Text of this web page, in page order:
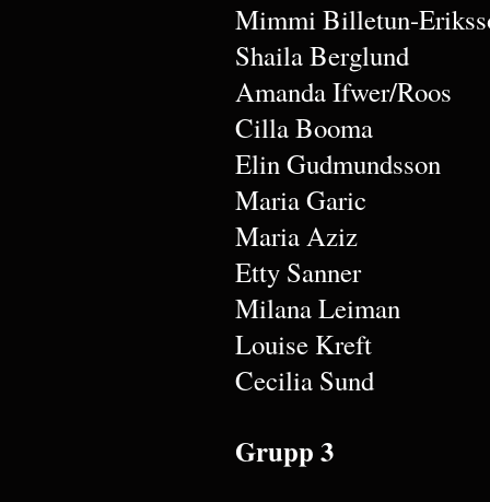
Mimmi Billetun-
Shaila Berglund
Amanda Ifwer/Roos
Cilla Booma
Elin Gudmundsson
Maria Garic
Maria Aziz
Etty Sanner
Milana Leiman
Louise Kreft
Cecilia Sund
Grupp 3